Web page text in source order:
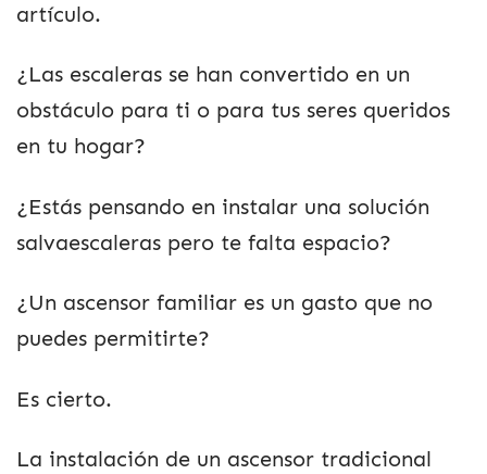
artículo.
¿Las escaleras se han convertido en un
obstáculo para ti o para tus seres queridos
en tu hogar?
¿Estás pensando en instalar una solución
salvaescaleras pero te falta espacio?
¿Un ascensor familiar es un gasto que no
puedes permitirte?
Es cierto.
La instalación de un ascensor tradicional